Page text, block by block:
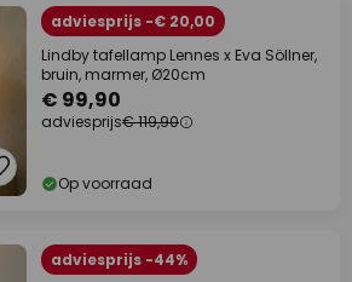
adviesprijs -€ 20,00
Lindby tafellamp Lennes x Eva Söllner,
bruin, marmer, Ø20cm
€ 99,90
adviesprijs€ 119,90
Op voorraad
adviesprijs -44%